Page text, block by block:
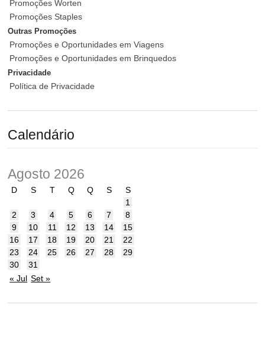
Promoções Worten
Promoções Staples
Outras Promoções
Promoções e Oportunidades em Viagens
Promoções e Oportunidades em Brinquedos
Privacidade
Política de Privacidade
Calendário
Agosto 2026
D S T Q Q S
S
1
2
3 4 5 6 7
8
9
10 11 12 13 14
15
16
17 18 19 20 21
22
23
24 25 26 27 28
29
30
31
« Jul Set »